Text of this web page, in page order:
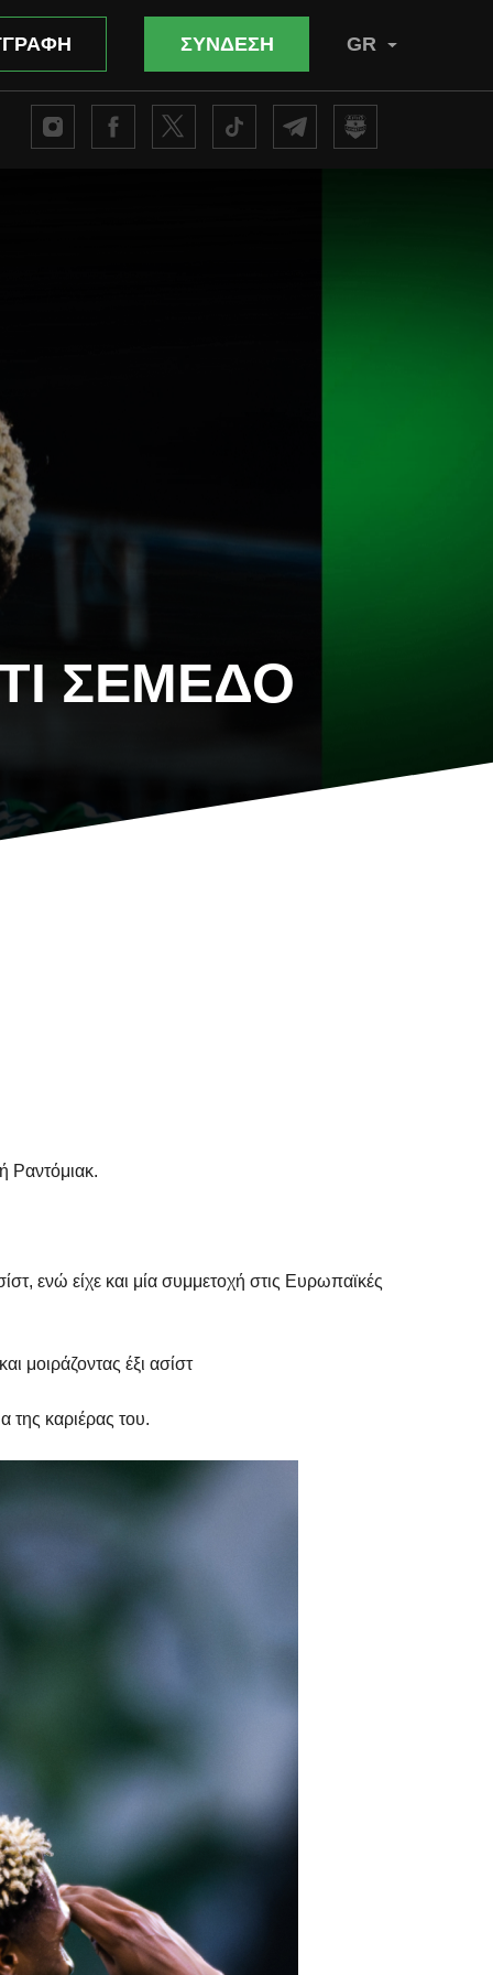
ΣΥΝΔΕΣΗ GR
ΣΕΜΈΔΟ
Ραντόμιακ.
ενώ είχε και μία συμμετοχή στις Ευρωπαϊκές
μοιράζοντας έξι ασίστ
της καριέρας του.